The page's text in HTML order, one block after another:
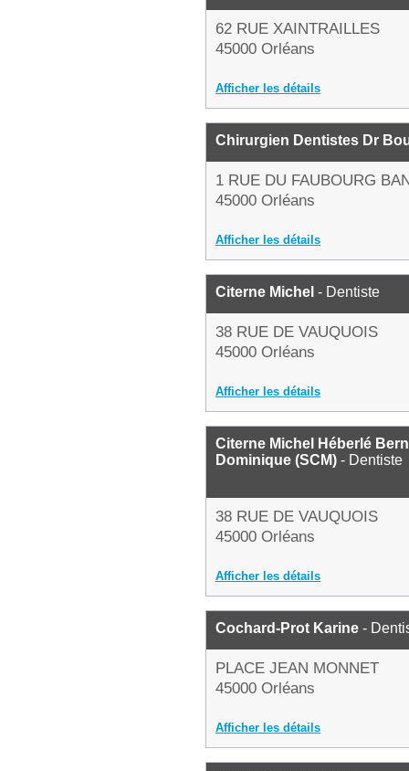
62 RUE XAINTRAILLES
45000 Orléans
Afficher les détails
Chirurgien Dentistes Dr
1 RUE DU FAUBOURG
45000 Orléans
Afficher les détails
Citerne Michel - Dentiste
38 RUE DE VAUQUOIS
45000 Orléans
Afficher les détails
Citerne Michel Héberlé
Dominique (SCM) - Dentiste
38 RUE DE VAUQUOIS
45000 Orléans
Afficher les détails
Cochard-Prot Karine -
PLACE JEAN MONNET
45000 Orléans
Afficher les détails